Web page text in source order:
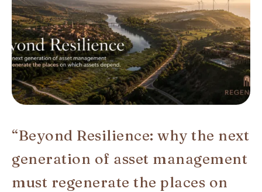
“Beyond Resilience: why the next
generation of asset management
must regenerate the places on